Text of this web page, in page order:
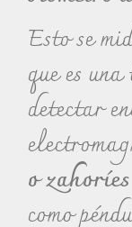
Esto se
que es
detectar
o zahoríes
como